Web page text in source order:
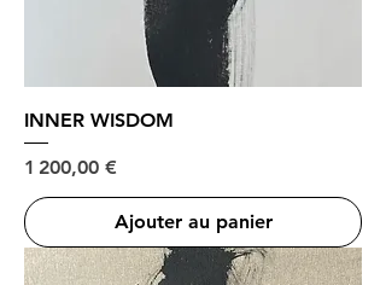
INNER WISDOM
Prix
1 200,00 €
Ajouter au panier